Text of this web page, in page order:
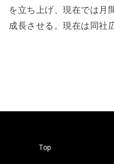
を立ち上げ、現在では月
成長させる。現在は同社
Top